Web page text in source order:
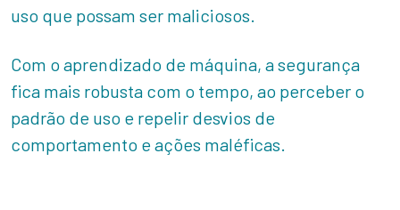
uso que possam ser maliciosos.
Com o aprendizado de máquina, a segurança
fica mais robusta com o tempo, ao perceber o
padrão de uso e repelir desvios de
comportamento e ações maléficas.